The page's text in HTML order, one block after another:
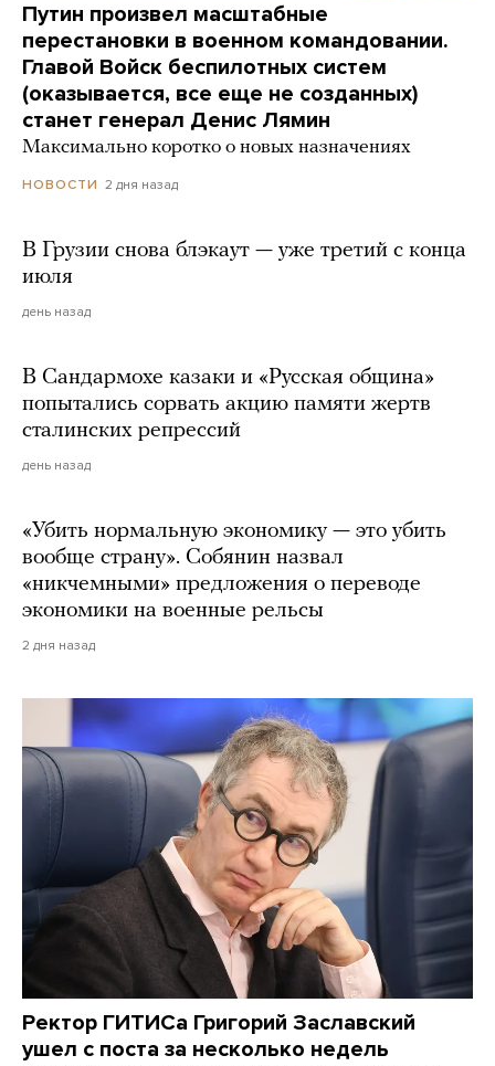
Путин произвел масштабные
перестановки в военном командовании.
Главой Войск беспилотных систем
(оказывается, все еще не созданных)
станет генерал Денис Лямин
Максимально коротко о новых назначениях
НОВОСТИ 2 дня назад
В Грузии снова блэкаут — уже третий с конца
июля
день назад
В Сандармохе казаки и «Русская община»
попытались сорвать акцию памяти жертв
сталинских репрессий
день назад
«Убить нормальную экономику — это убить
вообще страну». Собянин назвал
«никчемными» предложения о переводе
экономики на военные рельсы
2 дня назад
Ректор ГИТИСа Григорий Заславский
ушел с поста за несколько недель